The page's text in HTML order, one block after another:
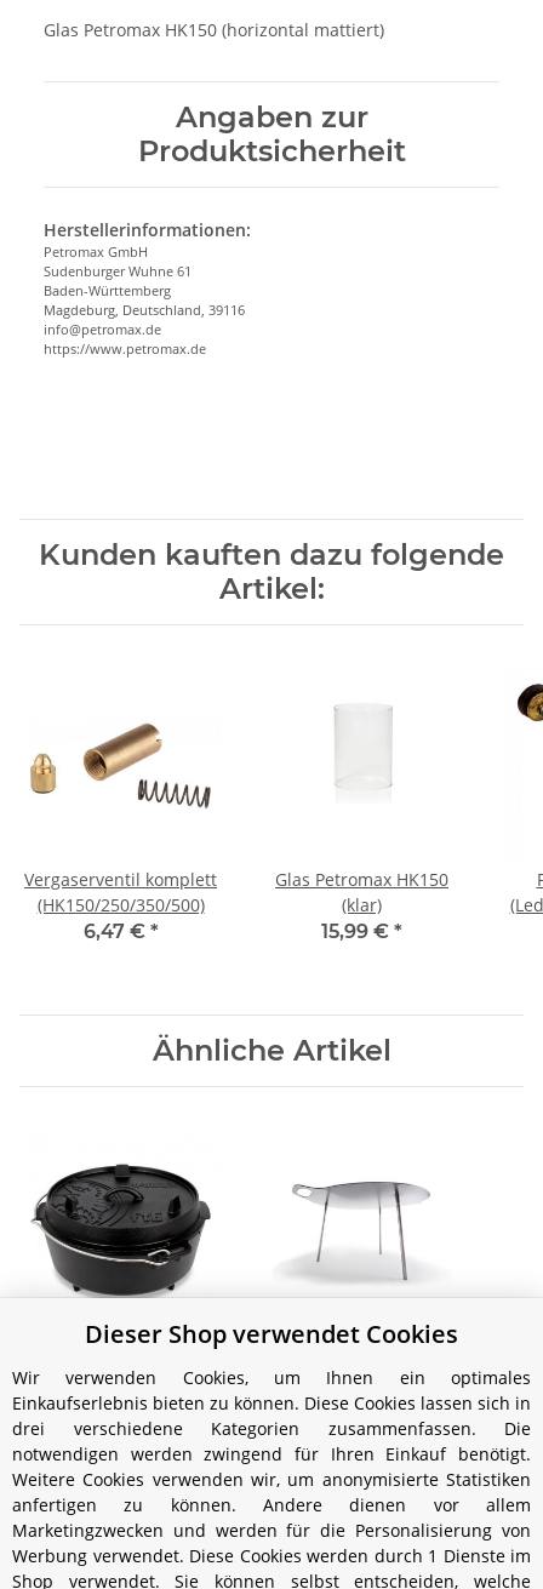
Glas Petromax HK150 (horizontal mattiert)
Angaben zur
Produktsicherheit
Herstellerinformationen:
Petromax GmbH
Sudenburger Wuhne 61
Baden-Württemberg
Magdeburg, Deutschland, 39116
info@petromax.de
https://www.petromax.de
Kunden kauften dazu folgende
Artikel:
Vergaserventil komplett
(HK150/250/350/500)
6,47 € *
Glas Petromax HK150
(klar)
15,99 € *
Ähnliche Artikel
Petromax Feuertopf ft6
89,99 €
Petromax Grill- und
Feuerschale 38 cm
69,00 €
Dieser Shop verwendet Cookies
Wir verwenden Cookies, um Ihnen ein optimales
Einkaufserlebnis bieten zu können. Diese Cookies lassen sich in
drei verschiedene Kategorien zusammenfassen. Die
notwendigen werden zwingend für Ihren Einkauf benötigt.
Weitere Cookies verwenden wir, um anonymisierte Statistiken
anfertigen zu können. Andere dienen vor allem
Marketingzwecken und werden für die Personalisierung von
Werbung verwendet. Diese Cookies werden durch 1 Dienste im
Shop verwendet. Sie können selbst entscheiden, welche